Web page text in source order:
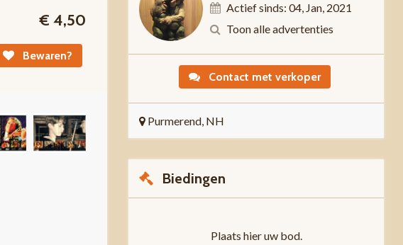
€ 4,50
Bewaren?
Actief sinds: 04, Jan, 2021
Toon alle advertenties
Contact met verkoper
Purmerend, NH
Biedingen
Plaats hier uw bod.